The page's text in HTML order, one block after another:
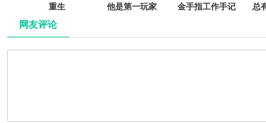
重生 他是第一玩家
金手指工作手记
总
网友评论